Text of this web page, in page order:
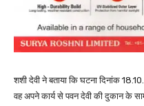
शशी देवी ने बताया कि घटना दिनांक
वह अपने कार्य से पवन देवी की दुकान के